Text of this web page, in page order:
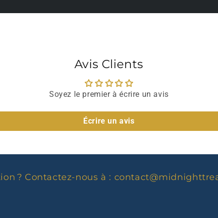
Avis Clients
Soyez le premier à écrire un avis
Écrire un avis
? Contactez-nous à :